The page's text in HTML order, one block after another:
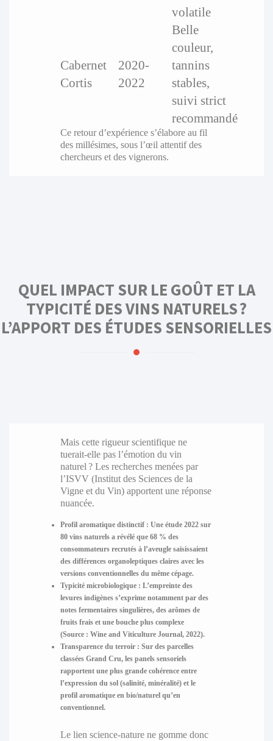
volatile
Cabernet
Cortis
2020-
2022
Belle
couleur,
tannins
stables,
suivi strict
recommandé
Ce retour d’expérience s’élabore au fil
des millésimes, sous l’œil attentif des
chercheurs et des vignerons.
QUEL IMPACT SUR LE GOÛT ET LA
TYPICITÉ DES VINS NATURELS ?
L’APPORT DES ÉTUDES SENSORIELLES
Mais cette rigueur scientifique ne
tuerait-elle pas l’émotion du vin
naturel ? Les recherches menées par
l’ISVV (Institut des Sciences de la
Vigne et du Vin) apportent une réponse
nuancée.
Profil aromatique distinctif : Une étude 2022 sur
80 vins naturels a révélé que 68 % des
consommateurs recrutés à l’aveugle saisissaient
des différences organoleptiques claires avec les
versions conventionnelles du même cépage.
Typicité microbiologique : L’empreinte des
levures indigènes s’exprime notamment par des
notes fermentaires singulières, des arômes de
fruits frais et une bouche plus complexe
(Source : Wine and Viticulture Journal, 2022).
Transparence du terroir : Sur des parcelles
classées Grand Cru, les panels sensoriels
rapportent une plus grande cohérence entre
l’expression du sol (salinité, minéralité) et le
profil aromatique en bio/naturel qu’en
conventionnel.
Le lien science-nature ne gomme donc